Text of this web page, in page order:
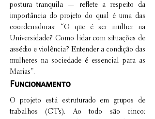
postura tranquila — reflete a respeito da
importância do projeto do qual é uma das
coordenadoras: “O que é ser mulher na
Universidade? Como lidar com situações de
assédio e violência? Entender a condição das
mulheres na sociedade é essencial para as
Marias”.
Funcionamento
O projeto está estruturado em grupos de
trabalhos (GTs). Ao todo são cinco: